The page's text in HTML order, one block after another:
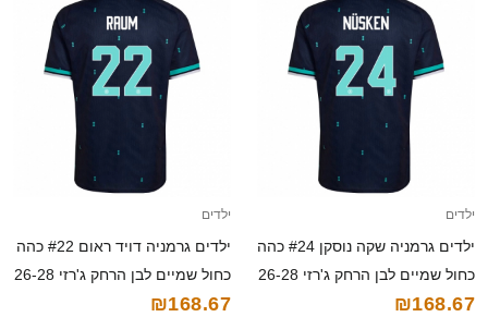
ילדים
ילדים גרמניה שקה נוסקן #24 כהה
כחול שמיים לבן הרחק ג'רזי 26-28
חולצה קצרה
₪168.67
ילדים
ילדים גרמניה דויד ראום #22 כהה
כחול שמיים לבן הרחק ג'רזי 26-28
חולצה קצרה
₪168.67